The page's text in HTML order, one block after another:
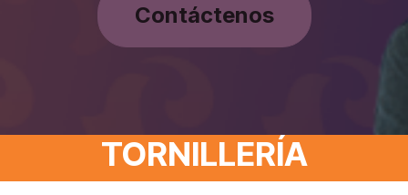
Contáctenos
TORNILLERÍA